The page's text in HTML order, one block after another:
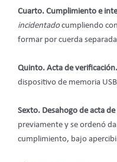
Cuarto. Cumplimiento e
incidentadocumpliendo
formar por cuerda separada
Quinto. Acta de verificación.
dispositivo de memoria
Sexto. Desahogo de acta
previamente y se ordenó
cumplimiento, bajo